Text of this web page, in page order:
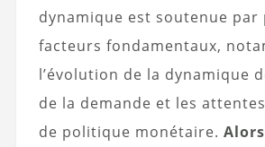
dynamique est soutenue par
facteurs fondamentaux,
l’évolution de la dynamique
de la demande et les
de politique monétaire.